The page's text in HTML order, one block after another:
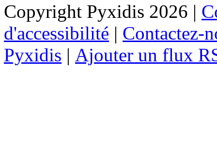
Copyright Pyxidis 2026 |
d'accessibilité | Contactez-
Pyxidis | Ajouter un flux